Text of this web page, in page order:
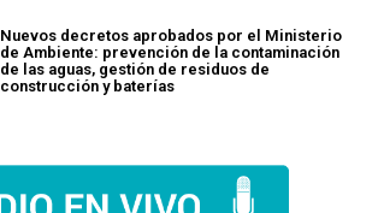
Nuevos decretos aprobados por el Ministerio
de Ambiente: prevención de la contaminación
de las aguas, gestión de residuos de
construcción y baterías